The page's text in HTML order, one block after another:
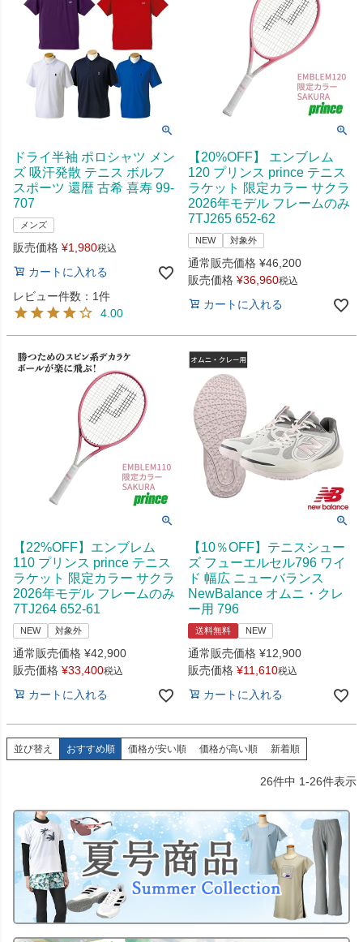
ドライ半袖 ポロシャツ メン
ズ 吸汗発散 テニス ボルフ
スポーツ 還暦 古希 喜寿 99-
707
メンズ
販売価格 ¥1,980税込
カートに入れる
レビュー件数：1件
4.00
【20%OFF】 エンブレム
120 プリンス prince テニス
ラケット 限定カラー サクラ
2026年モデル フレームのみ
7TJ265 652-62
NEW 対象外
通常販売価格 ¥46,200
販売価格 ¥36,960税込
カートに入れる
【22%OFF】エンブレム
110 プリンス prince テニス
ラケット 限定カラー サクラ
2026年モデル フレームのみ
7TJ264 652-61
NEW 対象外
通常販売価格 ¥42,900
販売価格 ¥33,400税込
カートに入れる
【10％OFF】テニスシュー
ズ フューエルセル796 ワイ
ド 幅広 ニューバランス
NewBalance オムニ・クレ
ー用 796
送料無料 NEW
通常販売価格 ¥12,900
販売価格 ¥11,610税込
カートに入れる
並び替え おすすめ順 価格が安い順 価格が高い順 新着順
26件中 1-26件表示